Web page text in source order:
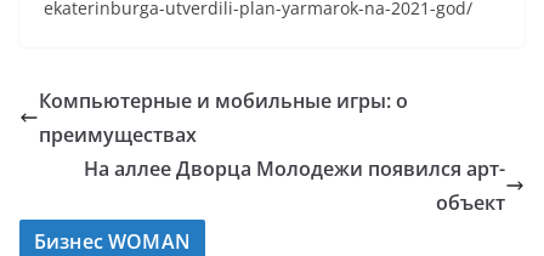
ekaterinburga-utverdili-plan-yarmarok-na-2021-god/
Компьютерные и мобильные игры: о
преимуществах
На аллее Дворца Молодежи появился арт-
объект
Бизнес WOMAN